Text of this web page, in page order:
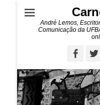
André Lemos,
Comunicação da